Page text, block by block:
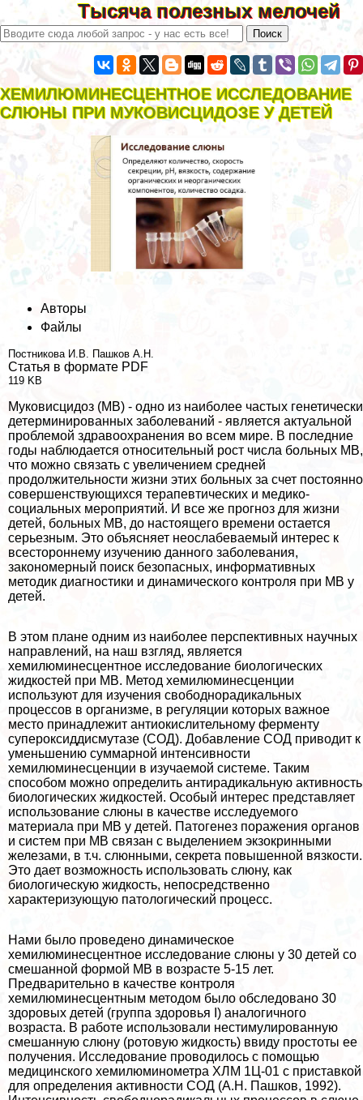
Тысяча полезных мелочей
ХЕМИЛЮМИНЕСЦЕНТНОЕ ИССЛЕДОВАНИЕ
СЛЮНЫ ПРИ МУКОВИСЦИДОЗЕ У ДЕТЕЙ
Авторы
Файлы
Постникова И.В. Пашков А.Н.
Статья в формате PDF
119 KB
Муковисцидоз (МВ) - одно из наиболее частых генетически
детерминированных заболеваний - является актуальной
проблемой здравоохранения во всем мире. В последние
годы наблюдается относительный рост числа больных МВ,
что можно связать с увеличением средней
продолжительности жизни этих больных за счет постоянно
совершенствующихся терапевтических и медико-
социальных мероприятий. И все же прогноз для жизни
детей, больных МВ, до настоящего времени остается
серьезным. Это объясняет неослабеваемый интерес к
всестороннему изучению данного заболевания,
закономерный поиск безопасных, информативных
методик диагностики и динамического контроля при МВ у
детей.
В этом плане одним из наиболее перспективных научных
направлений, на наш взгляд, является
хемилюминесцентное исследование биологических
жидкостей при МВ. Метод хемилюминесценции
используют для изучения свободнорадикальных
процессов в организме, в регуляции которых важное
место принадлежит антиокислительному ферменту
супероксиддисмутазе (СОД). Добавление СОД приводит к
уменьшению суммарной интенсивности
хемилюминесценции в изучаемой системе. Таким
способом можно определить антирадикальную активность
биологических жидкостей. Особый интерес представляет
использование слюны в качестве исследуемого
материала при МВ у детей. Патогенез поражения органов
и систем при МВ связан с выделением экзокринными
железами, в т.ч. слюнными, секрета повышенной вязкости.
Это дает возможность использовать слюну, как
биологическую жидкость, непосредственно
хаpaктеризующую патологический процесс.
Нами было проведено динамическое
хемилюминесцентное исследование слюны у 30 детей со
смешанной формой МВ в возрасте 5-15 лет.
Предварительно в качестве контроля
хемилюминесцентным методом было обследовано 30
здоровых детей (группа здоровья I) аналогичного
возраста. В работе использовали нестимулированную
смешанную слюну (ротовую жидкость) ввиду простоты ее
получения. Исследование проводилось с помощью
медицинского хемилюминометра ХЛМ 1Ц-01 с приставкой
для определения активности СОД (А.Н. Пашков, 1992).